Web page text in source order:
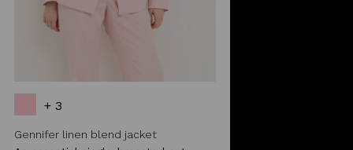
+ 3
Gennifer linen blend jacket